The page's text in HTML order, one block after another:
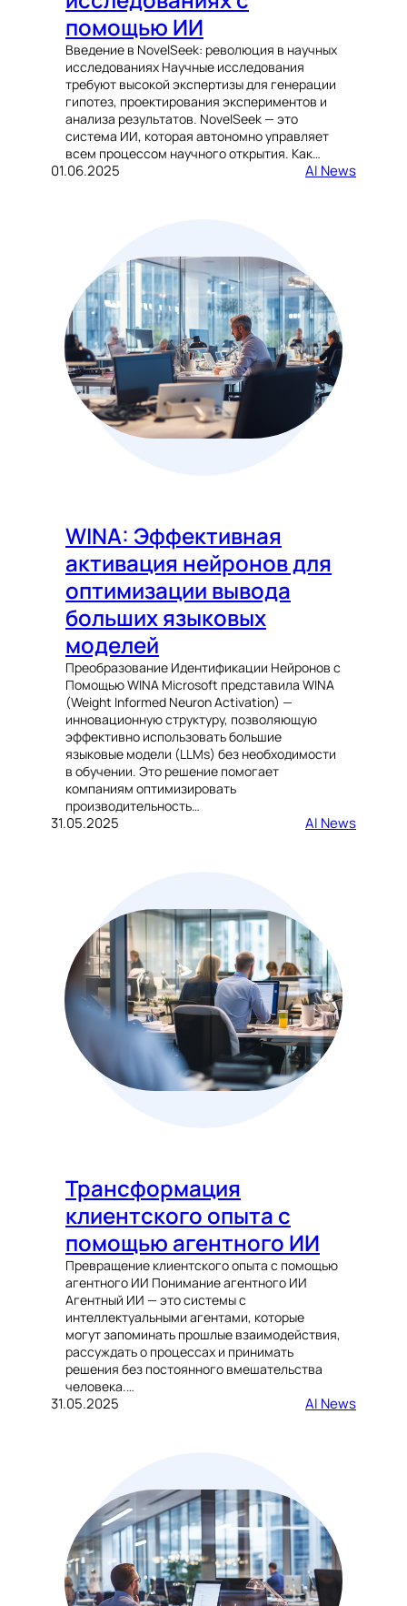
помощью ИИ
Введение в NovelSeek: революция в научных
исследованиях Научные исследования
требуют высокой экспертизы для генерации
гипотез, проектирования экспериментов и
анализа результатов. NovelSeek — это
система ИИ, которая автономно управляет
всем процессом научного открытия. Как…
01.06.2025 AI News
WINA: Эффективная
активация нейронов для
оптимизации вывода
больших языковых
моделей
Преобразование Идентификации Нейронов с
Помощью WINA Microsoft представила WINA
(Weight Informed Neuron Activation) —
инновационную структуру, позволяющую
эффективно использовать большие
языковые модели (LLMs) без необходимости
в обучении. Это решение помогает
компаниям оптимизировать
производительность…
31.05.2025 AI News
Трансформация
клиентского опыта с
помощью агентного ИИ
Превращение клиентского опыта с помощью
агентного ИИ Понимание агентного ИИ
Агентный ИИ — это системы с
интеллектуальными агентами, которые
могут запоминать прошлые взаимодействия,
рассуждать о процессах и принимать
решения без постоянного вмешательства
человека.…
31.05.2025 AI News